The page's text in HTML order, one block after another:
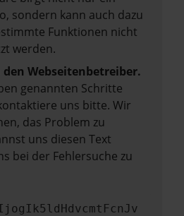
sondern kann auch dazu
Funktionen nicht
werden.
den Webseitenbetreiber.
genannten Schritte
uns bitte. Wir
das Problem zu
uns diesen Text
bei der Fehlersuche zu